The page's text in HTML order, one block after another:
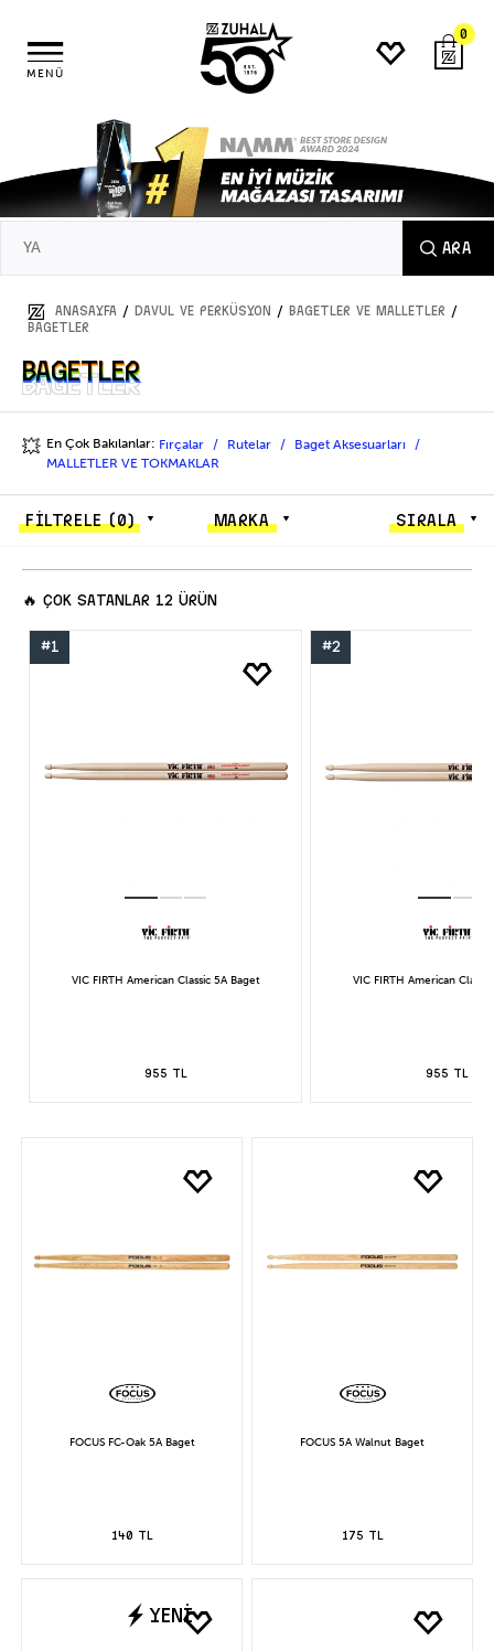
MENÜ
0
ARA
ANASAYFA / DAVUL ve PERKÜSYON / BAGETLER VE MALLETLER /
BAGETLER
BAGETLER
BAGETLER
💥 En Çok Bakılanlar: Fırçalar Rutelar
Baget Aksesuarları
MALLETLER VE TOKMAKLAR
FİLTRELE(0) MARKA SIRALA
🔥 ÇOK SATANLAR 12 ÜRÜN
#1
VIC FIRTH American Classic 5A Baget
955 TL
#2
VIC FIRTH American
955 TL
FOCUS FC-Oak 5A Baget
140 TL
FOCUS 5A Walnut Baget
175 TL
YENİ